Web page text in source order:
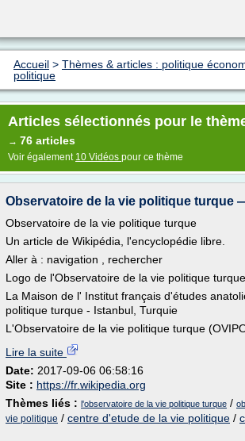
Accueil > Thèmes & articles : politique
politique
Articles sélectionnés pour le
→ 76 articles
Voir également 10 Vidéos pour ce thème
Observatoire de la vie politique turque
Observatoire de la vie politique turque
Un article de Wikipédia, l'encyclopédie libre.
Aller à : navigation , rechercher
Logo de l'Observatoire de la vie politique turque
La Maison de l' Institut français d'études
politique turque - Istanbul, Turquie
L'Observatoire de la vie politique turque
Lire la suite
Date: 2017-09-06 06:58:16
Site : https://fr.wikipedia.org
Thèmes liés : l'observatoire de la vie politique turque /
vie politique / centre d'etude de la vie politique /